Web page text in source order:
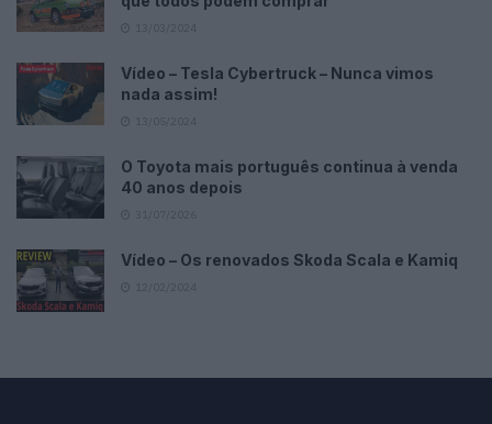
Vídeo – Tesla Cybertruck – Nunca vimos
nada assim!
O Toyota mais português continua à venda
40 anos depois
Vídeo – Os renovados Skoda Scala e Kamiq